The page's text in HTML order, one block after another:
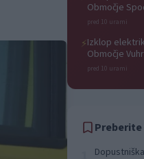
Območje
Radljami, Suhi
pred 10 urami
⚡Izklop
Območje
pred 10 urami